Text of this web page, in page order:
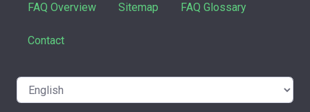
FAQ Overview Sitemap FAQ Glossary
Contact